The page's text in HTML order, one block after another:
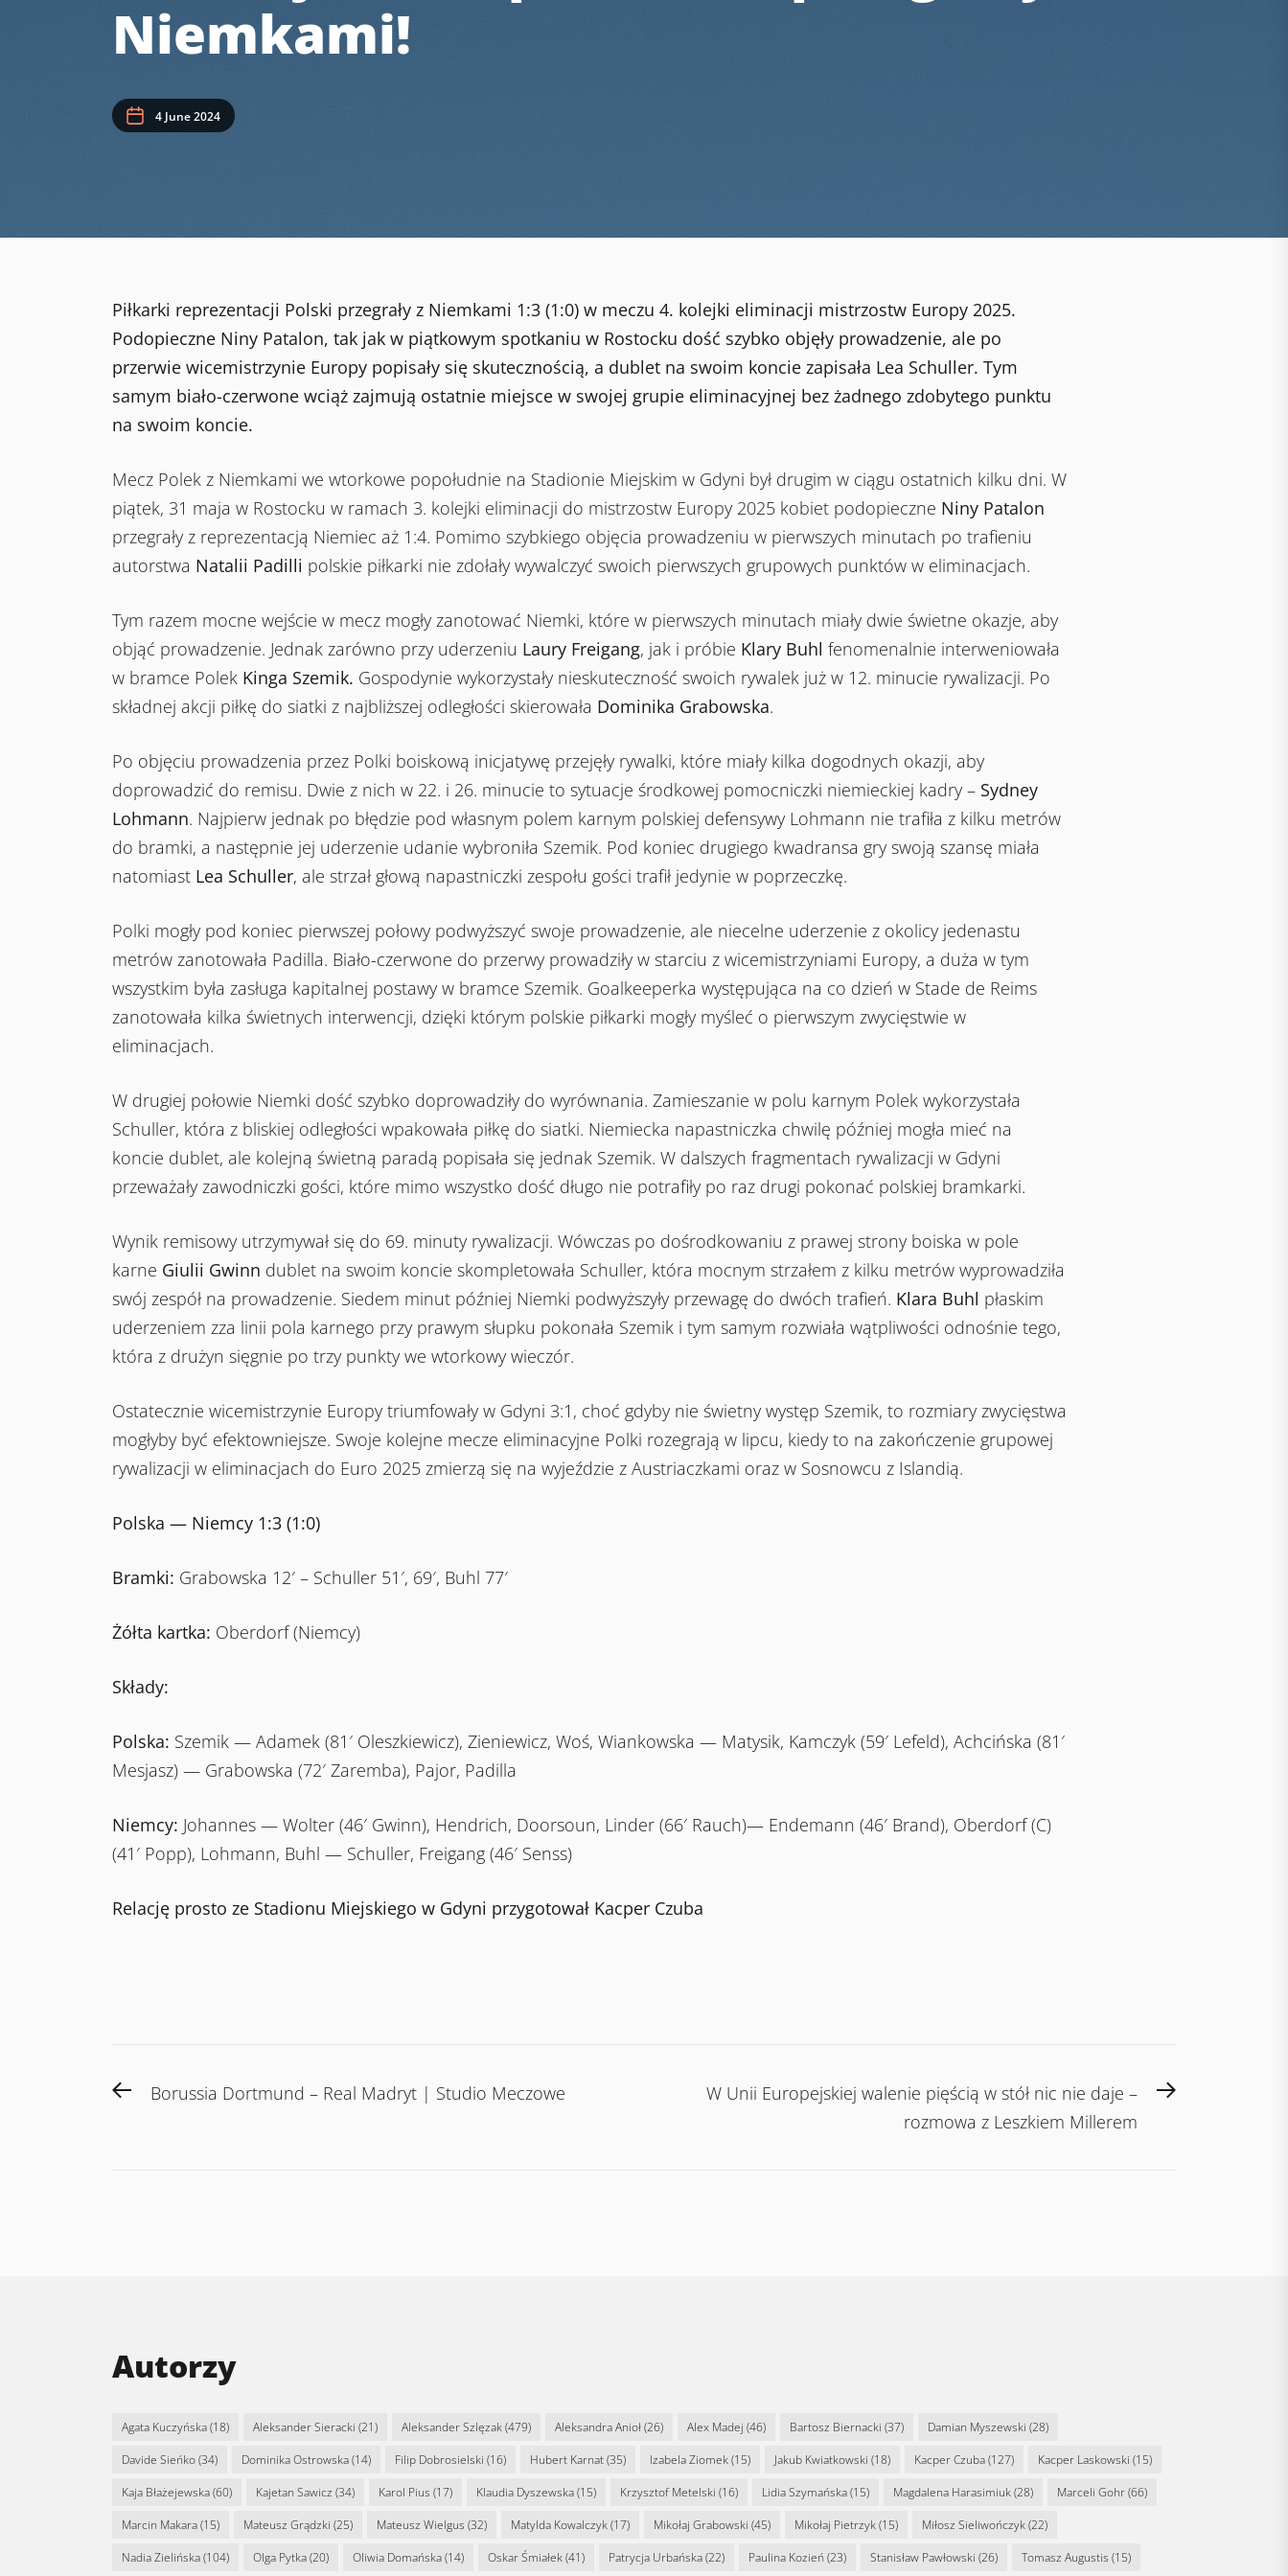
Niemkami!
4 June 2024
Piłkarki reprezentacji Polski przegrały z Niemkami 1:3 (1:0) w meczu 4. kolejki eliminacji mistrzostw Europy 2025.
Podopieczne Niny Patalon, tak jak w piątkowym spotkaniu w Rostocku dość szybko objęły prowadzenie, ale po
przerwie wicemistrzynie Europy popisały się skutecznością, a dublet na swoim koncie zapisała Lea Schuller. Tym
samym biało-czerwone wciąż zajmują ostatnie miejsce w swojej grupie eliminacyjnej bez żadnego zdobytego punktu
na swoim koncie.
Mecz Polek z Niemkami we wtorkowe popołudnie na Stadionie Miejskim w Gdyni był drugim w ciągu ostatnich kilku dni. W
piątek, 31 maja w Rostocku w ramach 3. kolejki eliminacji do mistrzostw Europy 2025 kobiet podopieczne Niny Patalon
przegrały z reprezentacją Niemiec aż 1:4. Pomimo szybkiego objęcia prowadzeniu w pierwszych minutach po trafieniu
autorstwa Natalii Padilli polskie piłkarki nie zdołały wywalczyć swoich pierwszych grupowych punktów w eliminacjach.
Tym razem mocne wejście w mecz mogły zanotować Niemki, które w pierwszych minutach miały dwie świetne okazje, aby
objąć prowadzenie. Jednak zarówno przy uderzeniu Laury Freigang, jak i próbie Klary Buhl fenomenalnie interweniowała
w bramce Polek Kinga Szemik. Gospodynie wykorzystały nieskuteczność swoich rywalek już w 12. minucie rywalizacji. Po
składnej akcji piłkę do siatki z najbliższej odległości skierowała Dominika Grabowska.
Po objęciu prowadzenia przez Polki boiskową inicjatywę przejęły rywalki, które miały kilka dogodnych okazji, aby
doprowadzić do remisu. Dwie z nich w 22. i 26. minucie to sytuacje środkowej pomocniczki niemieckiej kadry – Sydney
Lohmann. Najpierw jednak po błędzie pod własnym polem karnym polskiej defensywy Lohmann nie trafiła z kilku metrów
do bramki, a następnie jej uderzenie udanie wybroniła Szemik. Pod koniec drugiego kwadransa gry swoją szansę miała
natomiast Lea Schuller, ale strzał głową napastniczki zespołu gości trafił jedynie w poprzeczkę.
Polki mogły pod koniec pierwszej połowy podwyższyć swoje prowadzenie, ale niecelne uderzenie z okolicy jedenastu
metrów zanotowała Padilla. Biało-czerwone do przerwy prowadziły w starciu z wicemistrzyniami Europy, a duża w tym
wszystkim była zasługa kapitalnej postawy w bramce Szemik. Goalkeeperka występująca na co dzień w Stade de Reims
zanotowała kilka świetnych interwencji, dzięki którym polskie piłkarki mogły myśleć o pierwszym zwycięstwie w
eliminacjach.
W drugiej połowie Niemki dość szybko doprowadziły do wyrównania. Zamieszanie w polu karnym Polek wykorzystała
Schuller, która z bliskiej odległości wpakowała piłkę do siatki. Niemiecka napastniczka chwilę później mogła mieć na
koncie dublet, ale kolejną świetną paradą popisała się jednak Szemik. W dalszych fragmentach rywalizacji w Gdyni
przeważały zawodniczki gości, które mimo wszystko dość długo nie potrafiły po raz drugi pokonać polskiej bramkarki.
Wynik remisowy utrzymywał się do 69. minuty rywalizacji. Wówczas po dośrodkowaniu z prawej strony boiska w pole
karne Giulii Gwinn dublet na swoim koncie skompletowała Schuller, która mocnym strzałem z kilku metrów wyprowadziła
swój zespół na prowadzenie. Siedem minut później Niemki podwyższyły przewagę do dwóch trafień. Klara Buhl płaskim
uderzeniem zza linii pola karnego przy prawym słupku pokonała Szemik i tym samym rozwiała wątpliwości odnośnie tego,
która z drużyn sięgnie po trzy punkty we wtorkowy wieczór.
Ostatecznie wicemistrzynie Europy triumfowały w Gdyni 3:1, choć gdyby nie świetny występ Szemik, to rozmiary zwycięstwa
mogłyby być efektowniejsze. Swoje kolejne mecze eliminacyjne Polki rozegrają w lipcu, kiedy to na zakończenie grupowej
rywalizacji w eliminacjach do Euro 2025 zmierzą się na wyjeździe z Austriaczkami oraz w Sosnowcu z Islandią.
Polska — Niemcy 1:3 (1:0)
Bramki: Grabowska 12′ – Schuller 51′, 69′, Buhl 77′
Żółta kartka: Oberdorf (Niemcy)
Składy:
Polska: Szemik — Adamek (81′ Oleszkiewicz), Zieniewicz, Woś, Wiankowska — Matysik, Kamczyk (59′ Lefeld), Achcińska (81′
Mesjasz) — Grabowska (72′ Zaremba), Pajor, Padilla
Niemcy: Johannes — Wolter (46′ Gwinn), Hendrich, Doorsoun, Linder (66′ Rauch)— Endemann (46′ Brand), Oberdorf (C)
(41′ Popp), Lohmann, Buhl — Schuller, Freigang (46′ Senss)
Relację prosto ze Stadionu Miejskiego w Gdyni przygotował Kacper Czuba
Post
PreviousBorussia Dortmund – Real Madryt | Studio Meczowe
Next
W Unii Europejskiej walenie pięścią w stół nic nie daje –
rozmowa z Leszkiem Millerem
Autorzy
Agata Kuczyńska(18) Aleksander Sieracki (21) Aleksander Szlęzak(479) Aleksandra Anioł(26) Alex Madej (46) Bartosz Biernacki (37) Damian Myszewski (28)
Davide Sieńko(34) Dominika Ostrowska(14) Filip Dobrosielski (16) Hubert Karnat(35) Izabela Ziomek(15) Jakub Kwiatkowski (18) Kacper Czuba(127) Kacper Laskowski (15)
Kaja Błażejewska(60) Kajetan Sawicz (34) Karol Pius (17) Klaudia Dyszewska(15) Krzysztof Metelski (16) Lidia Szymańska(15) Magdalena Harasimiuk(28) Marceli Gohr(66)
Marcin Makara(15) Mateusz Grądzki (25) Mateusz Wielgus (32) Matylda Kowalczyk(17) Mikołaj Grabowski (45) Mikołaj Pietrzyk(15) Miłosz Sieliwończyk(22)
Nadia Zielińska(104) Olga Pytka(20) Oliwia Domańska(14) Oskar Śmiałek(41) Patrycja Urbańska(22) Paulina Kozień (23) Stanisław Pawłowski (26) Tomasz Augustis (15)